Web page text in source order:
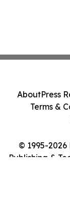
© 1995-
Publishing &
AboutPress
Terms &